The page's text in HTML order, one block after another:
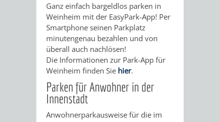
SOUVENIRS
GESCHENKE
Ganz einfach bargeldlos parken in
Weinheim mit der EasyPark-App! Per
Smartphone seinen Parkplatz
minutengenau bezahlen und von
überall auch nachlösen!
Die Informationen zur Park-App für
Weinheim finden Sie hier.
Parken für Anwohner in der
Innenstadt
Anwohnerparkausweise für die im